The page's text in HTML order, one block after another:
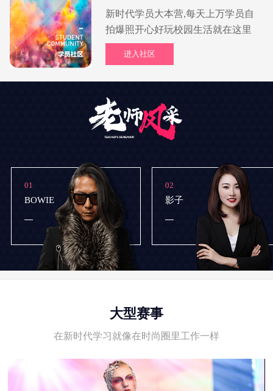
新时代学员大本营,每天上万学员自
拍爆照开心好玩校园生活就在这里
进入社区
01
BOWIE
02
影子
大型赛事
在新时代学习就像在时尚圈里工作一样